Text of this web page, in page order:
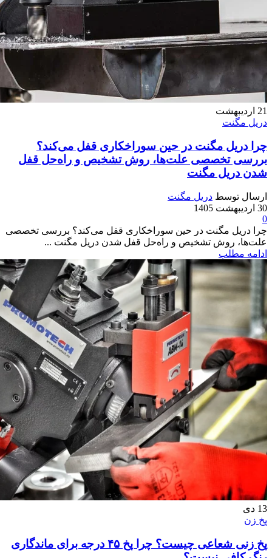
21 اردیبهشت
دریل مگنت
چرا دریل مگنت در حین سوراخکاری قفل می‌کند؟
بررسی تخصصی علت‌ها، روش تشخیص و راه‌حل قفل
شدن دریل مگنت
ارسال توسط دریل مگنت
30 اردیبهشت 1405
0
چرا دریل مگنت در حین سوراخکاری قفل می‌کند؟ بررسی تخصصی
علت‌ها، روش تشخیص و راه‌حل قفل شدن دریل مگنت ...
ادامه مطلب
13 دی
پخ زن
پخ زنی شعاعی چیست؟ چرا پخ ۴۵ درجه برای ماندگاری